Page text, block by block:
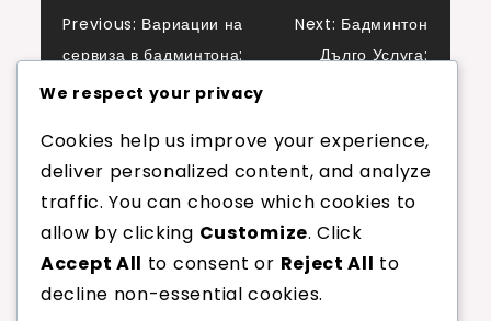
Post
navigation
Previous: Вариации на
сервиза в бадминтона:
Видове, Изпълнение,
Next: Бадминтон
Дълго Услуга:
Leave a Reply
Your email address will not be published.
Required fields are marked*
We respect your privacy
Cookies help us improve your experience,
deliver personalized content, and analyze
traffic. You can choose which cookies to
allow by clicking Customize. Click
Accept All to consent or Reject All to
decline non-essential cookies.